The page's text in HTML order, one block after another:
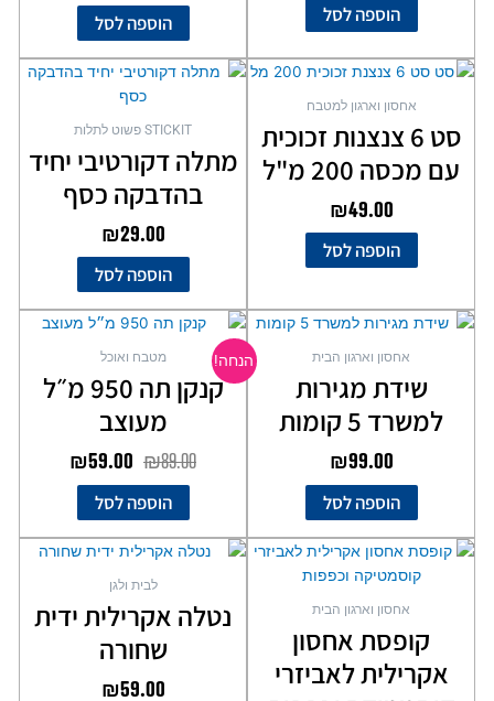
הוספה לסל הוספה לסל
אחסון וארגון למטבח
סט 6 צנצנות זכוכית
עם מכסה 200 מ"ל
₪49.00
הוספה לסל
STICKIT פשוט לתלות
מתלה דקורטיבי יחיד
בהדבקה כסף
₪29.00
הוספה לסל
אחסון וארגון הבית
שידת מגירות
למשרד 5 קומות
₪99.00
הוספה לסל
הנחה! מטבח ואוכל
קנקן תה 950 מ״ל
מעוצב
₪89.00
המחיר
המקורי
היה:
₪89.00.
₪59.00
המחיר
הוא:
₪59.00.
הוספה לסל
אחסון וארגון הבית
קופסת אחסון
אקרילית לאביזרי
לבית ולגן
נטלה אקרילית ידית
שחורה
₪59.00